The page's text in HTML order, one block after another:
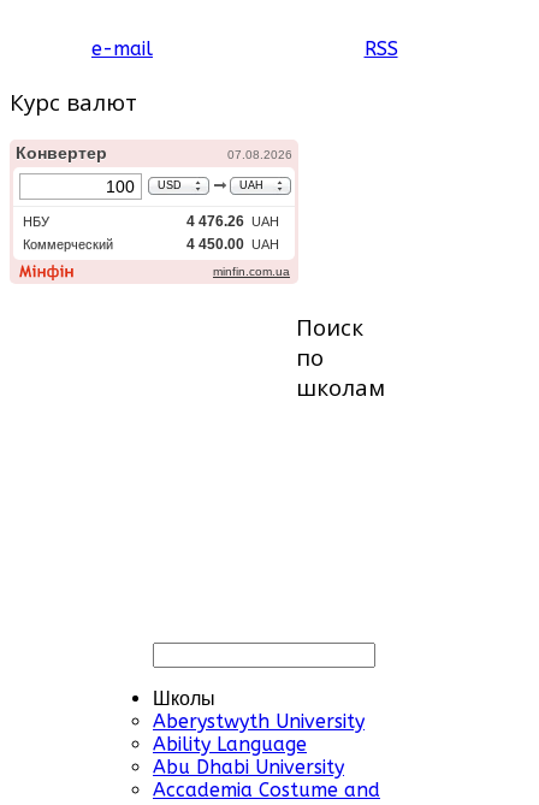
e-mail RSS
Курс валют
Поиск
по
школам
Школы
Aberystwyth University
Ability Language
Abu Dhabi University
Accademia Costume and